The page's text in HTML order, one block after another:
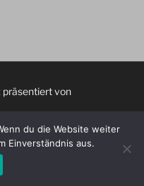
präsentiert von
du die Website weiter
Einverständnis aus.